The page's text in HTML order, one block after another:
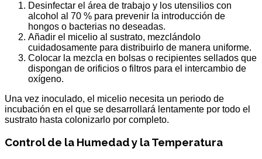
Desinfectar el área de trabajo y los utensilios con
alcohol al 70 % para prevenir la introducción de
hongos o bacterias no deseadas.
Añadir el micelio al sustrato, mezclándolo
cuidadosamente para distribuirlo de manera uniforme.
Colocar la mezcla en bolsas o recipientes sellados que
dispongan de orificios o filtros para el intercambio de
oxígeno.
Una vez inoculado, el micelio necesita un periodo de
incubación en el que se desarrollará lentamente por todo el
sustrato hasta colonizarlo por completo.
Control de la Humedad y la Temperatura